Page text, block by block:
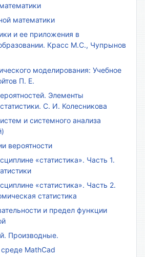
математики
и ее приложения в
Красс М.С., Чупрынов
моделирования: Учебное
П. Е.
Элементы
С. И. Колесникова
и системного анализа
вероятности
«статистика». Часть 1.
«статистика». Часть 2.
статистика
и предел функции
Производные.
MathCad